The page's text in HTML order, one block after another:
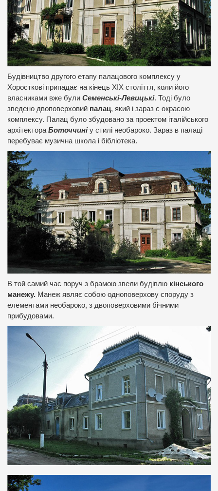
Будівництво другого етапу палацового комплексу у
Хоросткові припадає на кінець ХІХ століття, коли його
власниками вже були Семенські-Левицькі. Тоді було
зведено двоповерховий палац, який і зараз є окрасою
комплексу. Палац було збудовано за проектом італійського
архітектораБоточчиніу стилі необароко. Зараз в палаці
перебуває музична школа і бібліотека.
В той самий час поруч з брамою звели будівлю кінського
манежу. Манеж являє собою одноповерхову споруду з
елементами необароко, з двоповерховими бічними
прибудовами.